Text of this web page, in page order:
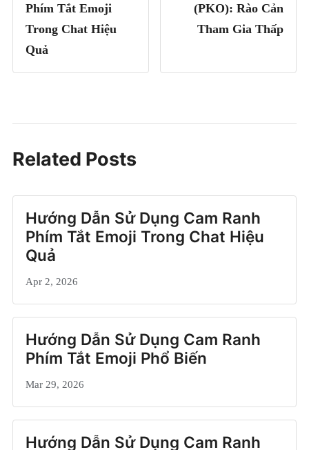
Phím Tắt Emoji
Trong Chat Hiệu
Quả
(PKO): Rào Cản
Tham Gia Thấp
Related Posts
Hướng Dẫn Sử Dụng Cam Ranh
Phím Tắt Emoji Trong Chat Hiệu
Quả
Apr 2, 2026
Hướng Dẫn Sử Dụng Cam Ranh
Phím Tắt Emoji Phổ Biến
Mar 29, 2026
Hướng Dẫn Sử Dụng Cam Ranh